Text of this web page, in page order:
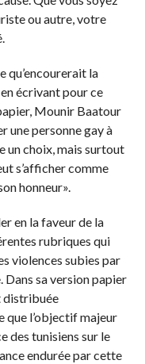
ou autre, votre
qu’encourerait la
écrivant pour ce
Mounir Baatour
une personne gay à
un choix, mais surtout
s’afficher comme
honneur».
en la faveur de la
rubriques qui
violences subies par
Dans sa version papier
distribuée
l’objectif majeur
des tunisiens sur le
endurée par cette